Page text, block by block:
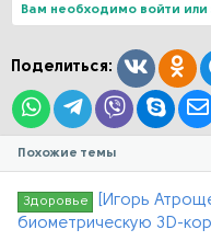
ц
и
:
Вам необходимо войти или
Поделиться:
WhatsAppTelegram
ViberSkype
Похожие темы
Здоровье
[Игорь
биометрическую 3D-